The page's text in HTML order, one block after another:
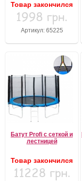
Товар закончился
1998 грн.
Артикул: 65225
Батут Profi с сеткой и
лестницей
Товар закончился
11228 грн.